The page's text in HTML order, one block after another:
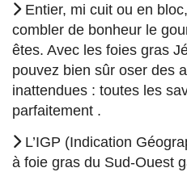
Entier, mi cuit ou en
combler de bonheur le
êtes. Avec les foies gras
pouvez bien sûr oser des
inattendues : toutes les
parfaitement .
L’IGP (Indication
à foie gras du Sud-Ouest